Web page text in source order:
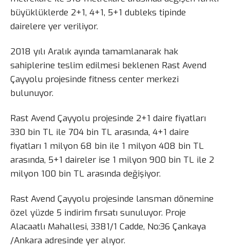
büyüklüklerde 2+1, 4+1, 5+1 dubleks tipinde
dairelere yer veriliyor.
2018 yılı Aralık ayında tamamlanarak hak
sahiplerine teslim edilmesi beklenen Rast Avend
Çayyolu projesinde fitness center merkezi
bulunuyor.
Rast Avend Çayyolu projesinde 2+1 daire fiyatları
330 bin TL ile 704 bin TL arasında, 4+1 daire
fiyatları 1 milyon 68 bin ile 1 milyon 408 bin TL
arasında, 5+1 daireler ise 1 milyon 900 bin TL ile 2
milyon 100 bin TL arasında değişiyor.
Rast Avend Çayyolu projesinde lansman dönemine
özel yüzde 5 indirim fırsatı sunuluyor. Proje
Alacaatlı Mahallesi, 3381/1 Cadde, No:36 Çankaya
/Ankara adresinde yer alıyor.